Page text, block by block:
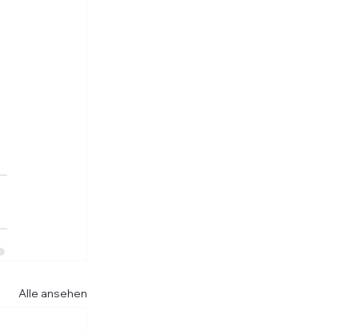
Alle ansehen